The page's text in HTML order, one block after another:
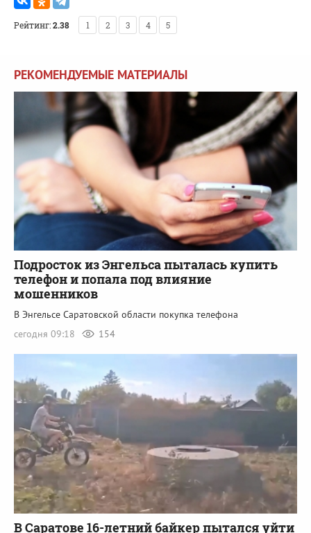
Рейтинг:2.38 1 2 3 4 5
РЕКОМЕНДУЕМЫЕ МАТЕРИАЛЫ
Подросток из Энгельса пыталась купить
телефон и попала под влияние
мошенников
В Энгельсе Саратовской области покупка телефона
сегодня 09:18
154
В Саратове 16-летний байкер пытался уйти